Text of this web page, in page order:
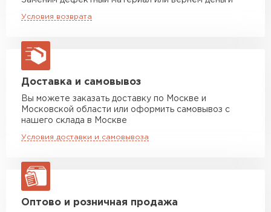
повреждениям
Вид поверхности
Высота волны, мм 23
Кол-во в упаковке, шт 1
Защитный слой, г/м2
макс. длина груза 13,5 м
Манипулятор до 5 тн
макс. длина груза 6 м
Манипулятор до 10 тн
макс. длина груза 8 м
Манипулятор до 20 тн
Условия возврата
Доставка и самовывоз
Вы можете заказать доставку по Москве и
Московской области или оформить самовывоз с
нашего склада в Москве
Условия доставки и самовывоза
Оптово и розничная продажа